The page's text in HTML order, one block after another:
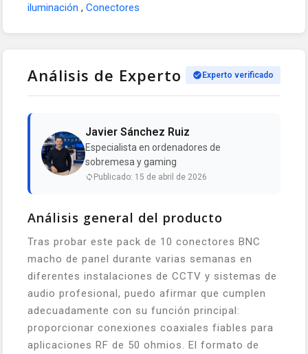
iluminación , Conectores
Análisis de Experto Experto verificado
Javier Sánchez Ruiz
Especialista en ordenadores de
sobremesa y gaming
Publicado: 15 de abril de 2026
Análisis general del producto
Tras probar este pack de 10 conectores BNC
macho de panel durante varias semanas en
diferentes instalaciones de CCTV y sistemas de
audio profesional, puedo afirmar que cumplen
adecuadamente con su función principal:
proporcionar conexiones coaxiales fiables para
aplicaciones RF de 50 ohmios. El formato de